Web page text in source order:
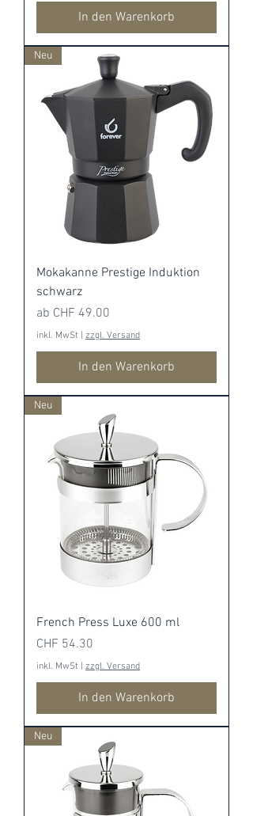
In den Warenkorb
Neu
Mokakanne Prestige Induktion
schwarz
ab CHF 49.00
Sale-Preis
inkl. MwSt zzgl. Versand
In den Warenkorb
Neu
French Press Luxe 600 ml
Preis
CHF 54.30
inkl. MwSt zzgl. Versand
In den Warenkorb
Neu